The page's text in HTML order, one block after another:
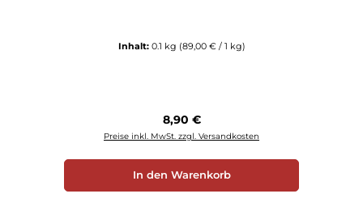
Inhalt: 0.1 kg (89,00 € / 1 kg)
Regulärer Preis:
8,90 €
Preise inkl. MwSt. zzgl. Versandkosten
In den Warenkorb